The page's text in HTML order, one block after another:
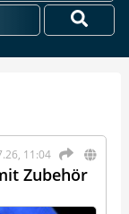
11:04
Zubehör